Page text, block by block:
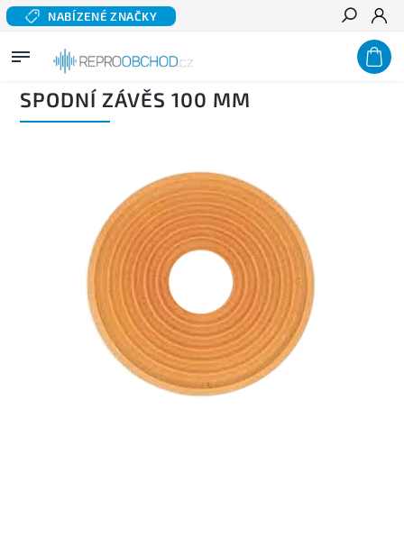
NABÍZENÉ ZNAČKY
Hledat
Domů/ Příslušenství/Díly pro reproduktory
Spodní závěs 100
SPODNÍ ZÁVĚS 100 MM